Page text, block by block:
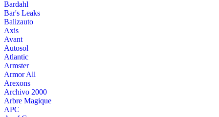
Bardahl
Bar's Leaks
Balizauto
Axis
Avant
Autosol
Atlantic
Armster
Armor All
Arexons
Archivo 2000
Arbre Magique
APC